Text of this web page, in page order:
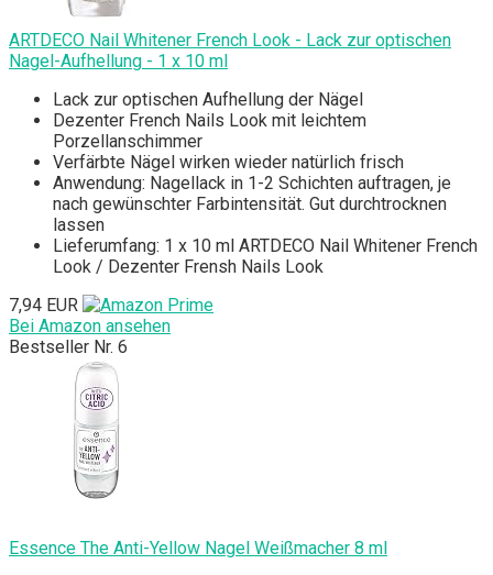
ARTDECO Nail Whitener French Look - Lack zur optischen
Nagel-Aufhellung - 1 x 10 ml
Lack zur optischen Aufhellung der Nägel
Dezenter French Nails Look mit leichtem
Porzellanschimmer
Verfärbte Nägel wirken wieder natürlich frisch
Anwendung: Nagellack in 1-2 Schichten auftragen, je
nach gewünschter Farbintensität. Gut durchtrocknen
lassen
Lieferumfang: 1 x 10 ml ARTDECO Nail Whitener French
Look / Dezenter Frensh Nails Look
7,94 EUR
Bei Amazon ansehen
Bestseller Nr. 6
Essence The Anti-Yellow Nagel Weißmacher 8 ml